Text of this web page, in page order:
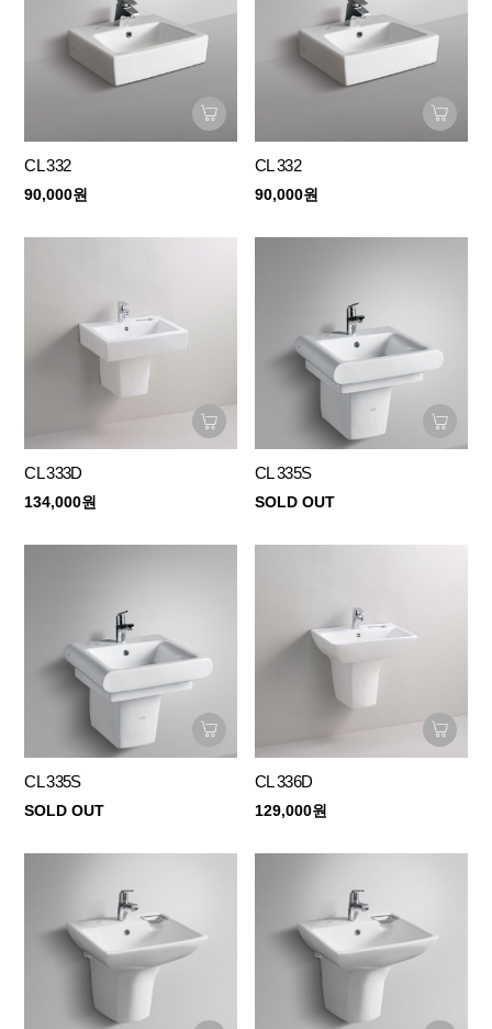
CL 332
90,000원
CL 332
90,000원
CL 333D
134,000원
CL 335S
SOLD OUT
CL 335S
SOLD OUT
CL 336D
129,000원